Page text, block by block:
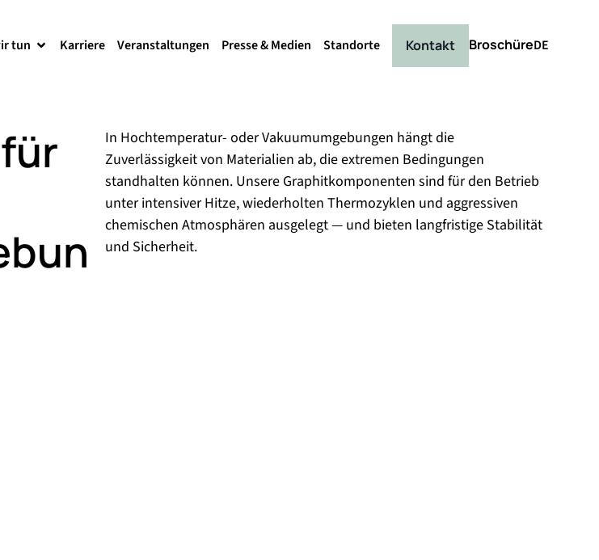
tun Karriere Veranstaltungen Presse & Medien Standorte Kontakt BroschüreDE
In Hochtemperatur- oder Vakuumumgebungen hängt die
Zuverlässigkeit von Materialien ab, die extremen Bedingungen
standhalten können. Unsere Graphitkomponenten sind für den Betrieb
unter intensiver Hitze, wiederholten Thermozyklen und aggressiven
chemischen Atmosphären ausgelegt — und bieten langfristige Stabilität
und Sicherheit.